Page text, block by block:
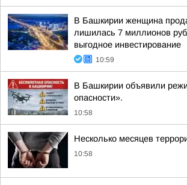
В Башкирии женщина
лишилась 7 миллионов
выгодное инвестирование
10:59
В Башкирии объявили
опасности».
10:58
Несколько месяцев
10:58